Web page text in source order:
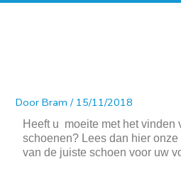
DoorBram/ 15/11/2018
Heeft u moeite met het vinden
schoenen? Lees dan hier
van de juiste schoen voor uw